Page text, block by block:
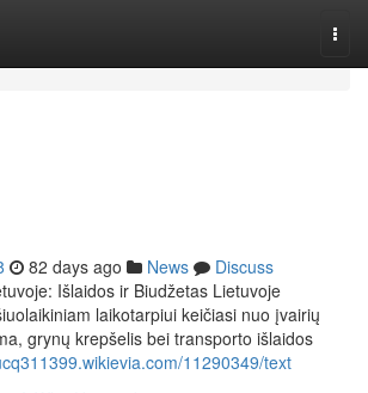
82 days ago News
Discuss
Išlaidos ir Biudžetas Lietuvoje
laikotarpiui keičiasi nuo įvairių
grynų krepšelis bei transporto išlaidos
11290349/text